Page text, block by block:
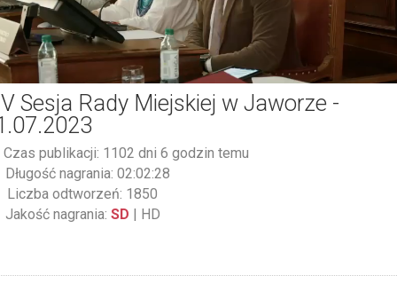
Video
Sesja Rady Miejskiej w Jaworze -
Czas publikacji: 1102 dni 6 godzin temu
Długość nagrania: 02:02:28
Liczba odtworzeń: 1850
Jakość nagrania: SD | HD